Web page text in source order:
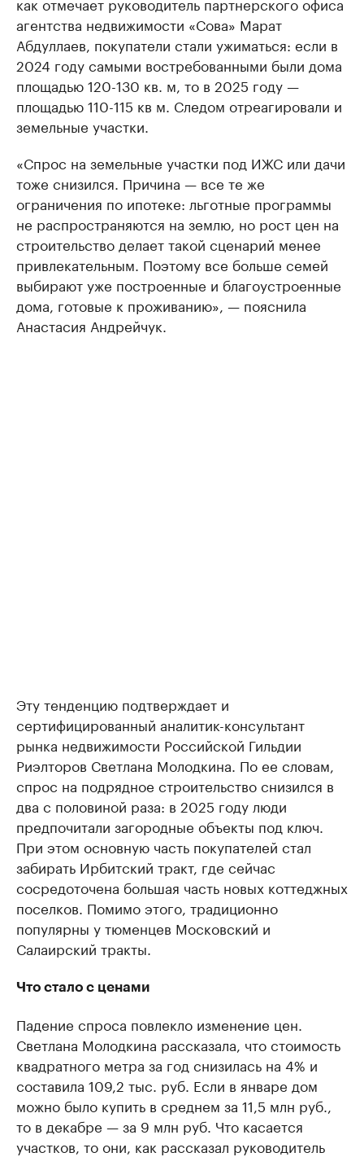
агентства недвижимости «Сова» Марат
Абдуллаев, покупатели стали ужиматься: если в
2024 году самыми востребованными были дома
площадью 120-130 кв. м, то в 2025 году —
площадью 110-115 кв м. Следом отреагировали и
земельные участки.
«Спрос на земельные участки под ИЖС или дачи
тоже снизился. Причина — все те же
ограничения по ипотеке: льготные программы
не распространяются на землю, но рост цен на
строительство делает такой сценарий менее
привлекательным. Поэтому все больше семей
выбирают уже построенные и благоустроенные
дома, готовые к проживанию», — пояснила
Анастасия Андрейчук.
Эту тенденцию подтверждает и
сертифицированный аналитик-консультант
рынка недвижимости Российской Гильдии
Риэлторов Светлана Молодкина. По ее словам,
спрос на подрядное строительство снизился в
два с половиной раза: в 2025 году люди
предпочитали загородные объекты под ключ.
При этом основную часть покупателей стал
забирать Ирбитский тракт, где сейчас
сосредоточена большая часть новых коттеджных
поселков. Помимо этого, традиционно
популярны у тюменцев Московский и
Салаирский тракты.
Что стало с ценами
Падение спроса повлекло изменение цен.
Светлана Молодкина рассказала, что стоимость
квадратного метра за год снизилась на 4% и
составила 109,2 тыс. руб. Если в январе дом
можно было купить в среднем за 11,5 млн руб.,
то в декабре — за 9 млн руб. Что касается
участков, то они, как рассказал руководитель